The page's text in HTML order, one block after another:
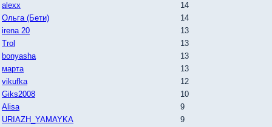
alexx
14
Ольга (Бети)
14
irena 20
13
Trol
13
bonyasha
13
марта
13
vikufka
12
Giks2008
10
Alisa
9
URIAZH_YAMAYKA
9